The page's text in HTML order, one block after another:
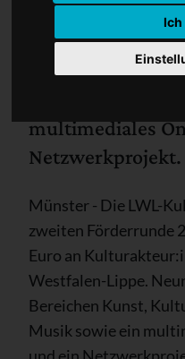
Ich
Die LWL-
Kulturprojekte
Kunst,
multimediales
Netzwerkprojekt.
Münster - Die LWL-
zweiten Förderrunde
Euro an
Westfalen-Lippe.
Bereichen Kunst,
Musik sowie ein